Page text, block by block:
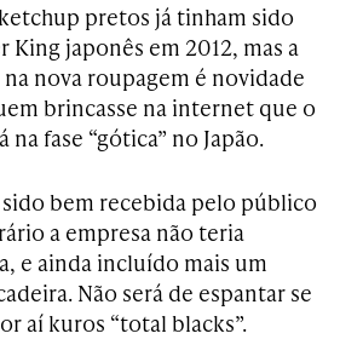
pretos já tinham sido
King japonês em 2012, mas a
nova roupagem é novidade
brincasse na internet que o
fase “gótica” no Japão.
bem recebida pelo público
a empresa não teria
e ainda incluído mais um
Não será de espantar se
aí kuros “total blacks”.